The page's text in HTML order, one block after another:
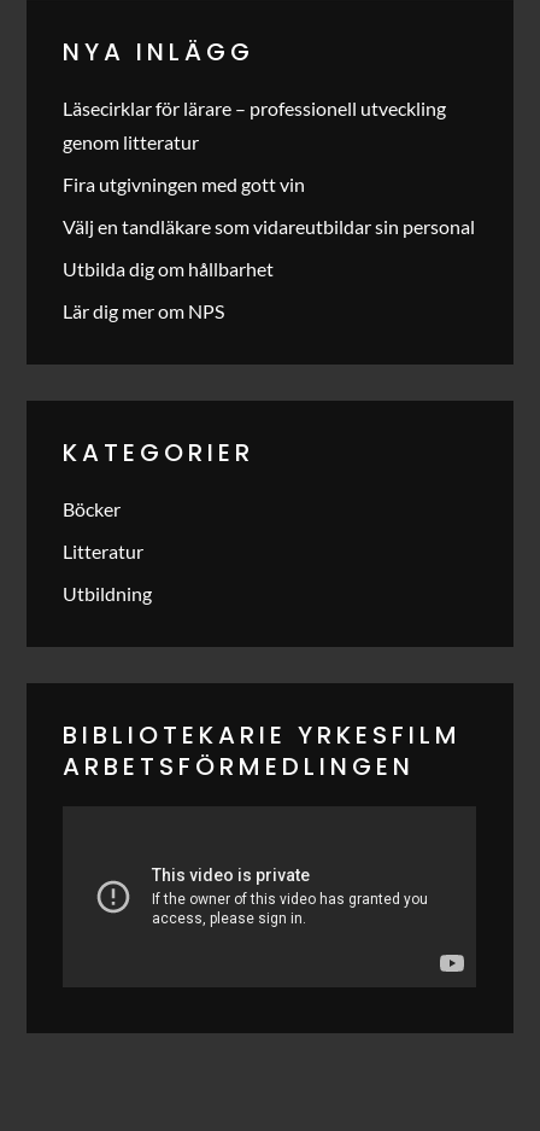
NYA INLÄGG
Läsecirklar för lärare – professionell utveckling
genom litteratur
Fira utgivningen med gott vin
Välj en tandläkare som vidareutbildar sin personal
Utbilda dig om hållbarhet
Lär dig mer om NPS
KATEGORIER
Böcker
Litteratur
Utbildning
BIBLIOTEKARIE YRKESFILM
ARBETSFÖRMEDLINGEN